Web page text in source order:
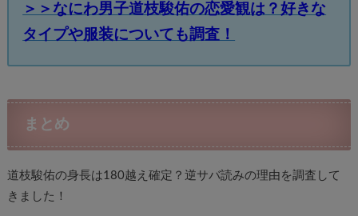
＞＞なにわ男子道枝駿佑の恋愛観は？好きな
タイプや服装についても調査！
まとめ
道枝駿佑の身長は180越え確定？逆サバ読みの理由を調査して
きました！